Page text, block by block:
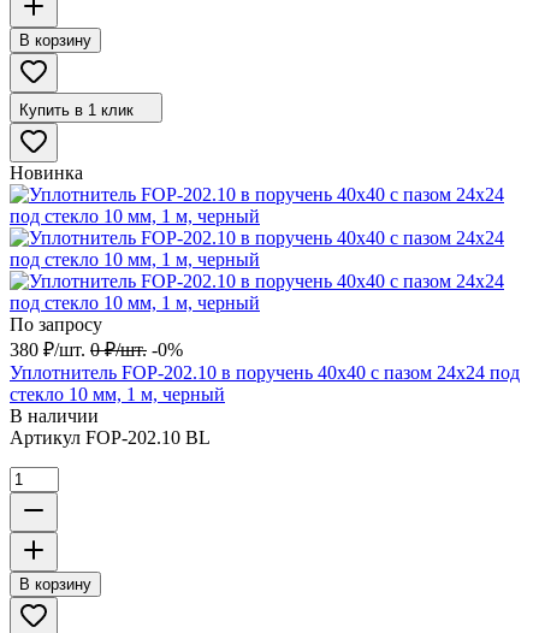
В корзину
Купить в 1 клик
Новинка
По запросу
380 ₽/шт. 0 ₽/шт. -0%
Уплотнитель FOP-202.10 в поручень 40х40 с пазом 24х24 под
стекло 10 мм, 1 м, черный
В наличии
Артикул FOP-202.10 BL
В корзину